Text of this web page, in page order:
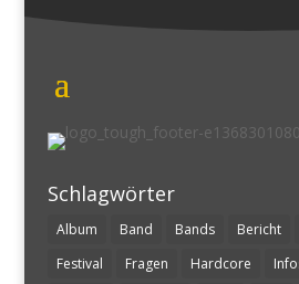
Schlagwörter
Album Band Bands Bericht
Festival
Fragen Hardcore